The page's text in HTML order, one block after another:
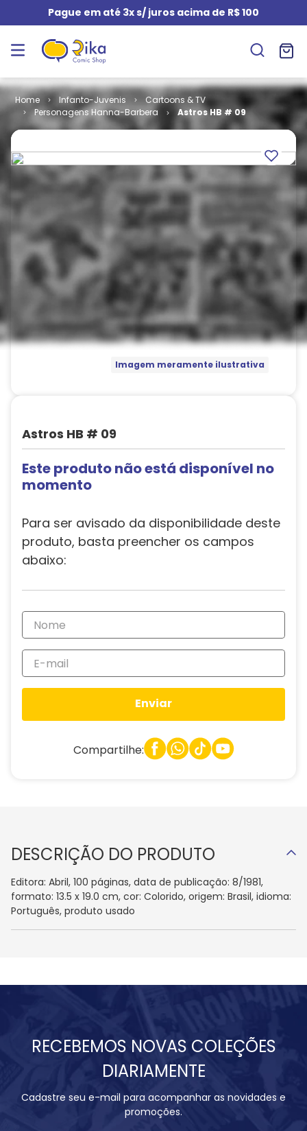
Pague em até 3x s/ juros acima de R$ 100
Infanto-Juvenis
Cartoons & TV
Personagens Hanna-Barbera
Astros HB # 09
Imagem meramente ilustrativa
Astros HB # 09
Este produto não está disponível no
momento
Para ser avisado da disponibilidade deste
produto, basta preencher os campos
abaixo:
Enviar
Compartilhe:
DESCRIÇÃO DO PRODUTO
Editora: Abril, 100 páginas, data de publicação: 8/1981,
formato: 13.5 x 19.0 cm, cor: Colorido, origem: Brasil, idioma:
Português, produto usado
RECEBEMOS NOVAS COLEÇÕES
DIARIAMENTE
Cadastre seu e-mail para acompanhar as novidades e
promoções.